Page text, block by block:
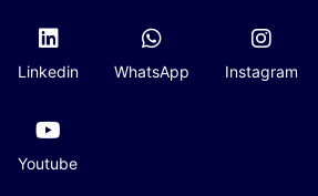
Linkedin WhatsApp Instagram
Youtube